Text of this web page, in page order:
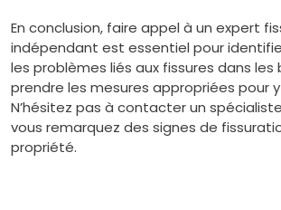
En conclusion, faire appel à un expert
indépendant est essentiel pour
les problèmes liés aux fissures dans
prendre les mesures appropriées pour
N’hésitez pas à contacter un
vous remarquez des signes de
propriété.